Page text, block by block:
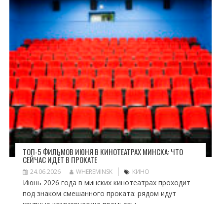
ТОП-5 ФИЛЬМОВ ИЮНЯ В КИНОТЕАТРАХ МИНСКА: ЧТО
СЕЙЧАС ИДЁТ В ПРОКАТЕ
24.06.2026 WHEREMINSK КИНО
Июнь 2026 года в минских кинотеатрах проходит
под знаком смешанного проката: рядом идут